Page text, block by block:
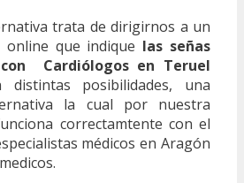
trata de dirigirnos a un
online que indique las señas
Cardiólogos en Teruel
distintas posibilidades, una
la cual por nuestra
correctamtente con el
médicos en Aragón